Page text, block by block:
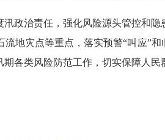
政治责任，强化风险源头管控和
地灾点等重点，落实预警“叫应”
各类风险防范工作，切实保障人民